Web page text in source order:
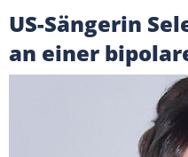
US-Sängerin
an einer